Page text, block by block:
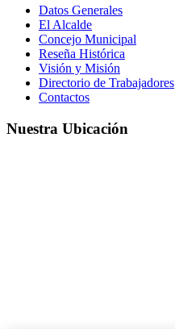
Datos Generales
El Alcalde
Concejo Municipal
Reseña Histórica
Visión y Misión
Directorio de Trabajadores
Contactos
Nuestra Ubicación